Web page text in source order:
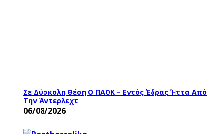
Σε Δύσκολη Θέση Ο ΠΑΟΚ – Εντός Έδρας Ήττα Από
Την Άντερλεχτ
06/08/2026